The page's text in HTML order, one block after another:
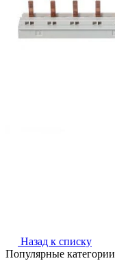
Назад к списку
Популярные категории